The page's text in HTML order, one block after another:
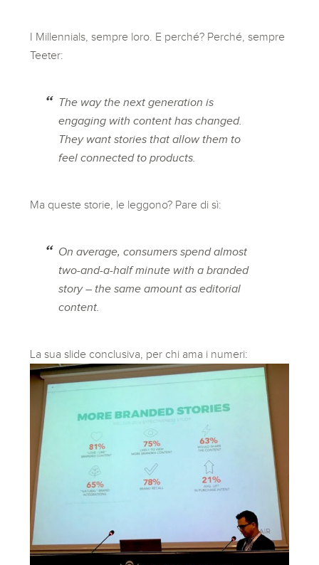
I Millennials, sempre loro. E perché? Perché, sempre
Teeter:
The way the next generation is
engaging with content has changed.
They want stories that allow them to
feel connected to products.
Ma queste storie, le leggono? Pare di sì:
On average, consumers spend almost
two-and-a-half minute with a branded
story – the same amount as editorial
content.
La sua slide conclusiva, per chi ama i numeri: